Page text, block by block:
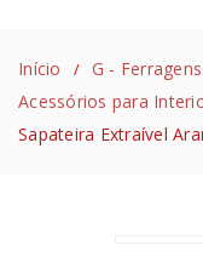
Início / G -
Acessórios para
Sapateira Extraível